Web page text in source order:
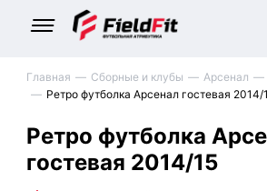
Главная Сборные и клубы Арсенал
Ретро футболка Арсенал гостевая 2014/
Ретро футболка
гостевая 2014/15